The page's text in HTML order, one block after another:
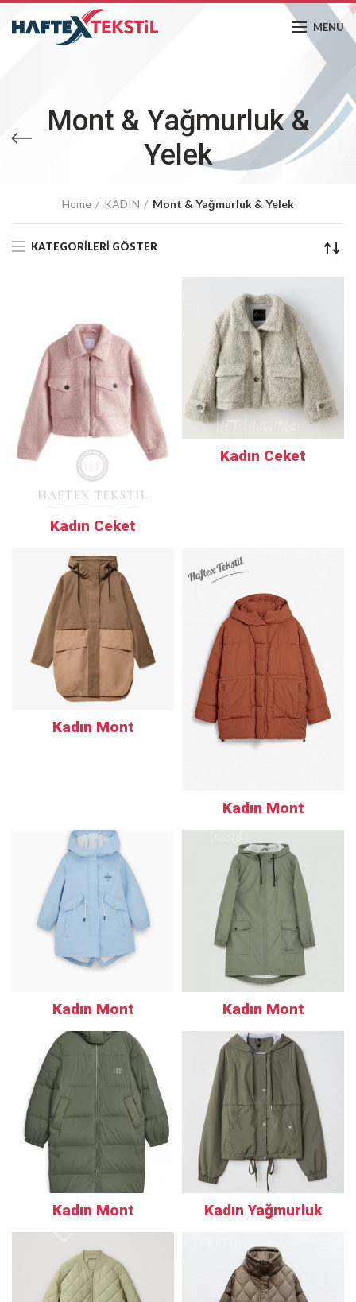
MENU
Mont & Yağmurluk &
Yelek
Home KADIN Mont & Yağmurluk & Yelek
KATEGORILERI GÖSTER
Kadın Ceket
Kadın Ceket
Kadın Mont
Kadın Mont
Kadın Mont Kadın Mont
Kadın Mont Kadın Yağmurluk